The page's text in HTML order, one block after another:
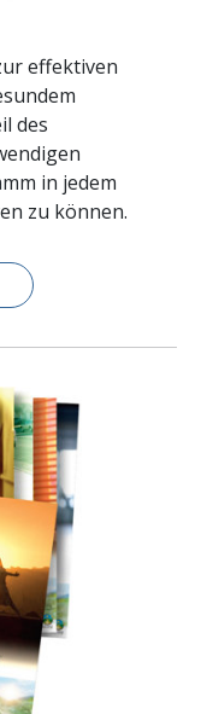
effektiven
des
in jedem
zu können.